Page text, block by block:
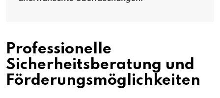
Professionelle
Sicherheitsberatung und
Förderungsmöglichkeiten